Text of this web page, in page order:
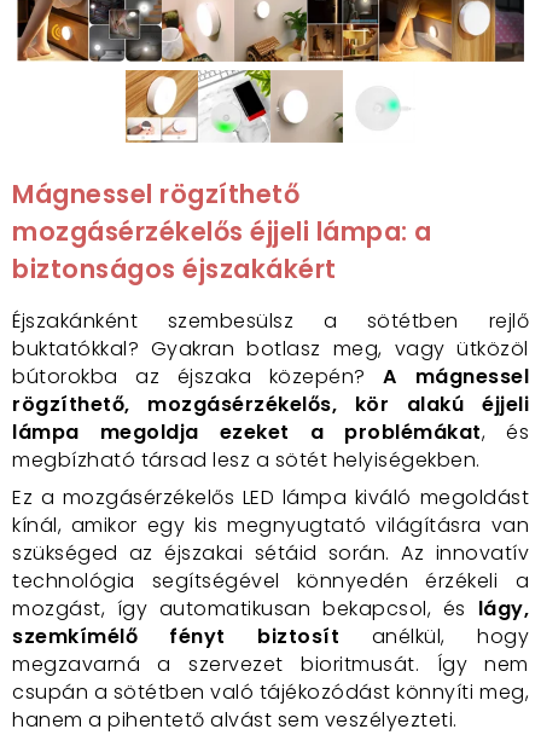
Mágnessel rögzíthető
mozgásérzékelős éjjeli lámpa: a
biztonságos éjszakákért
Éjszakánként szembesülsz a sötétben rejlő
buktatókkal? Gyakran botlasz meg, vagy ütközöl
bútorokba az éjszaka közepén?A mágnessel
rögzíthető, mozgásérzékelős, kör alakú éjjeli
lámpa megoldja ezeket a problémákat, és
megbízható társad lesz a sötét helyiségekben.
Ez a mozgásérzékelős LED lámpa kiváló megoldást
kínál, amikor egy kis megnyugtató világításra van
szükséged az éjszakai sétáid során. Az innovatív
technológia segítségével könnyedén érzékeli a
mozgást, így automatikusan bekapcsol, és lágy,
szemkímélő fényt biztosít anélkül, hogy
megzavarná a szervezet bioritmusát. Így nem
csupán a sötétben való tájékozódást könnyíti meg,
hanem a pihentető alvást sem veszélyezteti.